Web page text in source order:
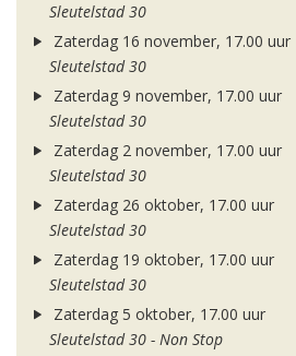
Sleutelstad 30
Zaterdag 16 november, 17.00 uur
Sleutelstad 30
Zaterdag 9 november, 17.00 uur
Sleutelstad 30
Zaterdag 2 november, 17.00 uur
Sleutelstad 30
Zaterdag 26 oktober, 17.00 uur
Sleutelstad 30
Zaterdag 19 oktober, 17.00 uur
Sleutelstad 30
Zaterdag 5 oktober, 17.00 uur
Sleutelstad 30 - Non Stop